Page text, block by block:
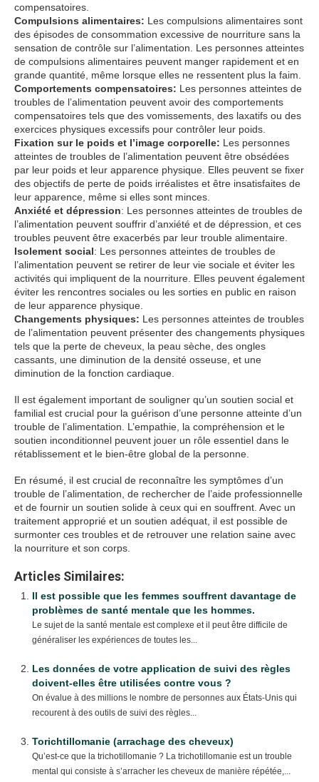
compensatoires.
Compulsions alimentaires: Les compulsions alimentaires sont
des épisodes de consommation excessive de nourriture sans la
sensation de contrôle sur l’alimentation. Les personnes atteintes
de compulsions alimentaires peuvent manger rapidement et en
grande quantité, même lorsque elles ne ressentent plus la faim.
Comportements compensatoires: Les personnes atteintes de
troubles de l’alimentation peuvent avoir des comportements
compensatoires tels que des vomissements, des laxatifs ou des
exercices physiques excessifs pour contrôler leur poids.
Fixation sur le poids et l’image corporelle: Les personnes
atteintes de troubles de l’alimentation peuvent être obsédées
par leur poids et leur apparence physique. Elles peuvent se fixer
des objectifs de perte de poids irréalistes et être insatisfaites de
leur apparence, même si elles sont minces.
Anxiété et dépression: Les personnes atteintes de troubles de
l’alimentation peuvent souffrir d’anxiété et de dépression, et ces
troubles peuvent être exacerbés par leur trouble alimentaire.
Isolement social: Les personnes atteintes de troubles de
l’alimentation peuvent se retirer de leur vie sociale et éviter les
activités qui impliquent de la nourriture. Elles peuvent également
éviter les rencontres sociales ou les sorties en public en raison
de leur apparence physique.
Changements physiques: Les personnes atteintes de troubles
de l’alimentation peuvent présenter des changements physiques
tels que la perte de cheveux, la peau sèche, des ongles
cassants, une diminution de la densité osseuse, et une
diminution de la fonction cardiaque.
Il est également important de souligner qu’un soutien social et
familial est crucial pour la guérison d’une personne atteinte d’un
trouble de l’alimentation. L’empathie, la compréhension et le
soutien inconditionnel peuvent jouer un rôle essentiel dans le
rétablissement et le bien-être global de la personne.
En résumé, il est crucial de reconnaître les symptômes d’un
trouble de l’alimentation, de rechercher de l’aide professionnelle
et de fournir un soutien solide à ceux qui en souffrent. Avec un
traitement approprié et un soutien adéquat, il est possible de
surmonter ces troubles et de retrouver une relation saine avec
la nourriture et son corps.
Articles Similaires:
Il est possible que les femmes souffrent davantage de
problèmes de santé mentale que les hommes.
Le sujet de la santé mentale est complexe et il peut être difficile de
généraliser les expériences de toutes les...
Les données de votre application de suivi des règles
doivent-elles être utilisées contre vous ?
On évalue à des millions le nombre de personnes aux États-Unis qui
recourent à des outils de suivi des règles...
Torichtillomanie (arrachage des cheveux)
Qu’est-ce que la trichotillomanie ? La trichotillomanie est un trouble
mental qui consiste à s’arracher les cheveux de manière répétée,...